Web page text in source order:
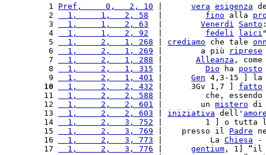
1 Pref,     0,   2, 10 vera esigenza
2
  1,     1,   2, 58
fino alla
3
  1,     1,   2, 63
Venerdì Santo
4
  1,     1,   2, 92
fedeli laici
5
  1,     2,   1, 268
crediamo che tale
6
  1,     2,   1, 269
|        a più riprese
7
  1,     2,   1, 288
Alleanza ,
8
  1,     2,   1, 315
Dio ha posto
9
  1,     2,   1, 401
Gen 4,3-15 ]
10
  1,     2,   2, 432
|      3Gv 1,7 ] fatto
11
  1,     2,   2, 588
|         che,
12
  1,     2,   2, 601
|        un mistero
13
  1,     2,   2, 603
iniziativa dell'
14
  1,     2,   3, 752
|         1 ] o tutta
15
  1,     2,   3, 769
|    presso il Padre
16
  1,     2,   3, 773
|          La Chiesa
17
  1,     2,   3, 776
gentium , 1]